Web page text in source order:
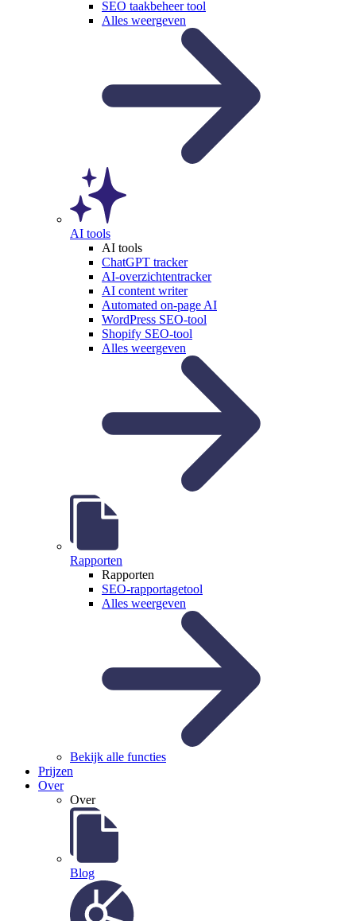
SEO taakbeheer tool
Alles weergeven
AI tools
AI tools
ChatGPT tracker
AI-overzichtentracker
AI content writer
Automated on-page AI
WordPress SEO-tool
Shopify SEO-tool
Alles weergeven
Rapporten
Rapporten
SEO-rapportagetool
Alles weergeven
Bekijk alle functies
Prijzen
Over
Over
Blog